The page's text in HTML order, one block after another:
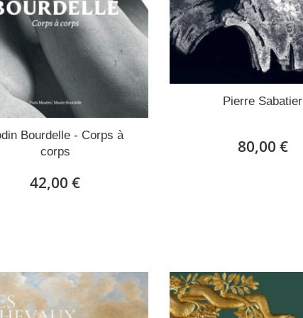
Bourdelle - Corps à
corps
42,00 €
Pierre Sabatier
80,00 €